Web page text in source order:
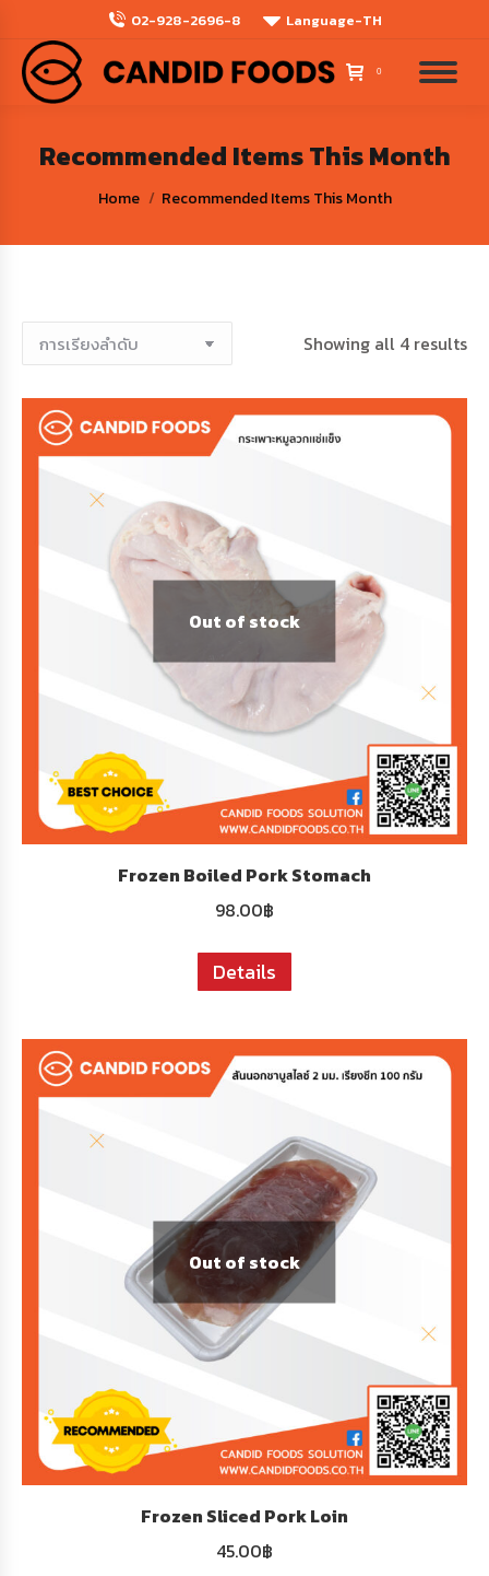
02-928-2696-8 Language-TH
0
Recommended Items This Month
You are here:
Home Recommended Items This Month
Showing all 4 results
Out of stock
Frozen Boiled Pork Stomach
98.00฿
Details
Out of stock
Frozen Sliced ​​Pork Loin
45.00฿